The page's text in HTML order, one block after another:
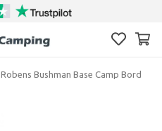
Robens Bushman Base Camp Bord